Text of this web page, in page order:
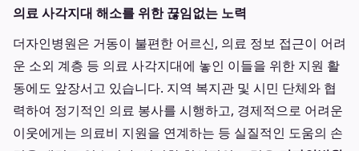
의료 사각지대 해소를 위한 끊임없는 노력
더자인병원은 거동이 불편한 어르신, 의료 정보 접근이 어려
운 소외 계층 등 의료 사각지대에 놓인 이들을 위한 지원 활
동에도 앞장서고 있습니다. 지역 복지관 및 시민 단체와 협
력하여 정기적인 의료 봉사를 시행하고, 경제적으로 어려운
이웃에게는 의료비 지원을 연계하는 등 실질적인 도움의 손